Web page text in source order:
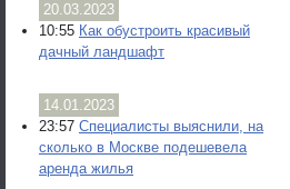
20.03.2023
10:55 Как обустроить красивый
дачный ландшафт
14.01.2023
23:57 Специалисты выяснили, на
сколько в Москве подешевела
аренда жилья